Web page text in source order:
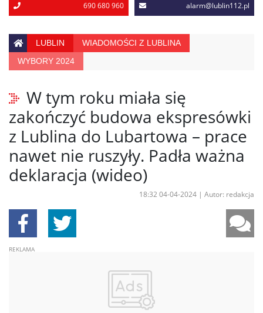
690 680 960 alarm@lublin112.pl
LUBLIN
WIADOMOŚCI Z LUBLINA
WYBORY 2024
W tym roku miała się
zakończyć budowa ekspresówki
z Lublina do Lubartowa – prace
nawet nie ruszyły. Padła ważna
deklaracja (wideo)
18:32 04-04-2024 | Autor: redakcja